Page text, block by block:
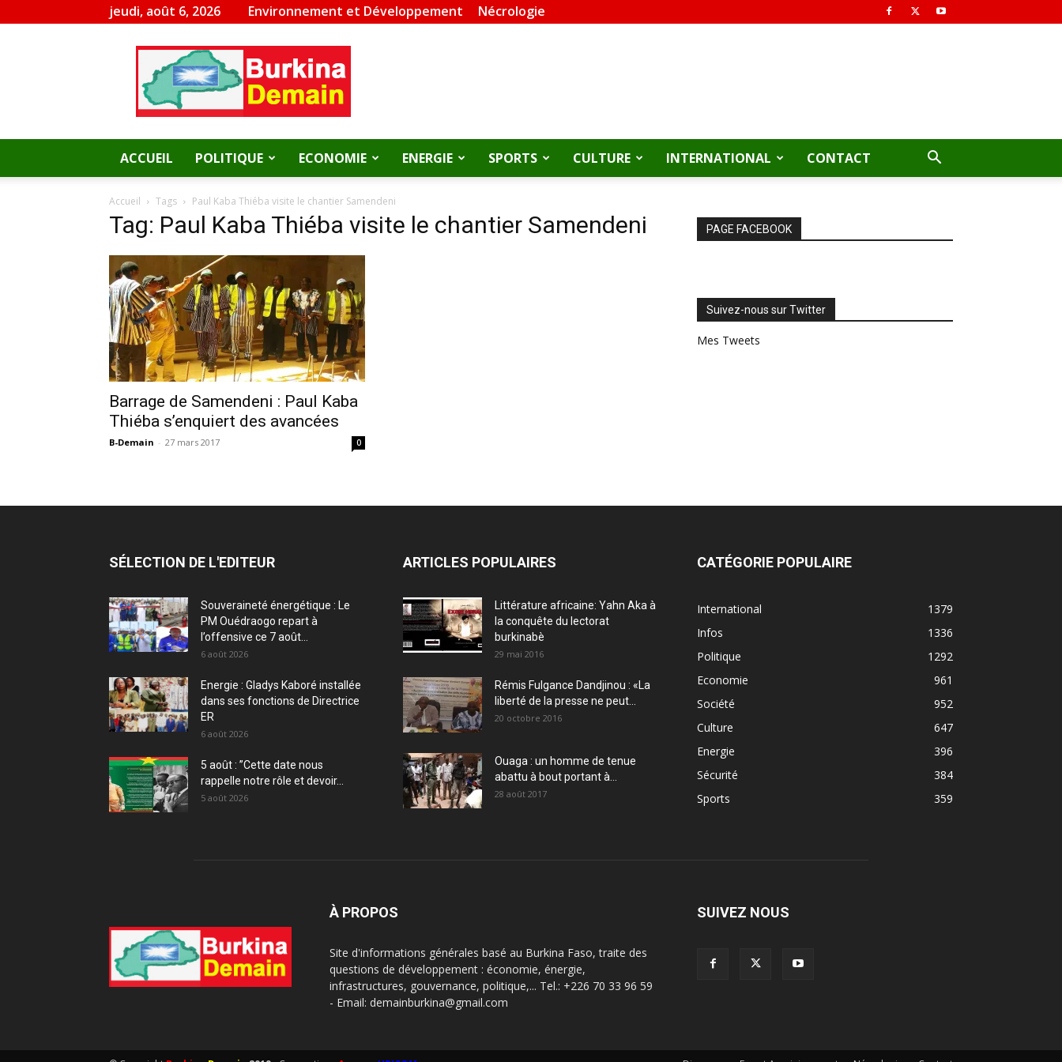
jeudi, août 6, 2026 Environnement et Développement Nécrologie
Burkina
Demain
ACCUEIL POLITIQUE ECONOMIE ENERGIE SPORTS CULTURE INTERNATIONAL CONTACT
Accueil Tags Paul Kaba Thiéba visite le chantier Samendeni
Tag: Paul Kaba Thiéba visite le chantier Samendeni
Barrage de Samendeni : Paul Kaba
Thiéba s’enquiert des avancées
B-Demain - 27 mars 2017 0
PAGE FACEBOOK
Suivez-nous sur Twitter
Mes Tweets
SÉLECTION DE L'EDITEUR
Souveraineté énergétique : Le
PM Ouédraogo repart à
l’offensive ce 7 août...
6 août 2026
Energie : Gladys Kaboré installée
dans ses fonctions de Directrice
ER
6 août 2026
5 août : ”Cette date nous
rappelle notre rôle et devoir...
5 août 2026
ARTICLES POPULAIRES
Littérature africaine: Yahn Aka à
la conquête du lectorat
burkinabè
29 mai 2016
Rémis Fulgance Dandjinou : «La
liberté de la presse ne peut...
20 octobre 2016
Ouaga : un homme de tenue
abattu à bout portant à...
28 août 2017
CATÉGORIE POPULAIRE
International
1379
Infos
1336
Politique
1292
Economie
961
Société
952
Culture
647
Energie
396
Sécurité
384
Sports
359
À PROPOS
Site d'informations générales basé au Burkina Faso, traite des
questions de développement : économie, énergie,
infrastructures, gouvernance, politique,... Tel.: +226 70 33 96 59
- Email: demainburkina@gmail.com
SUIVEZ NOUS